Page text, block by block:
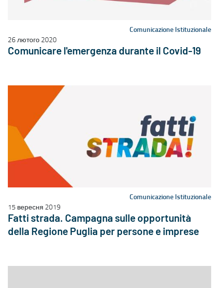
Comunicazione Istituzionale
26 лютого 2020
Comunicare l'emergenza durante il Covid-19
Comunicazione Istituzionale
15 вересня 2019
Fatti strada. Campagna sulle opportunità
della Regione Puglia per persone e imprese